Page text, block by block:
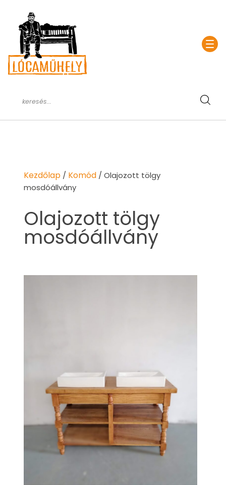
Kezdőlap / Komód / Olajozott tölgy
mosdóállvány
Olajozott tölgy
mosdóállvány